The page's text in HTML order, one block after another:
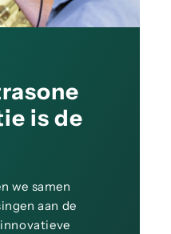
is de
we samen
aan de